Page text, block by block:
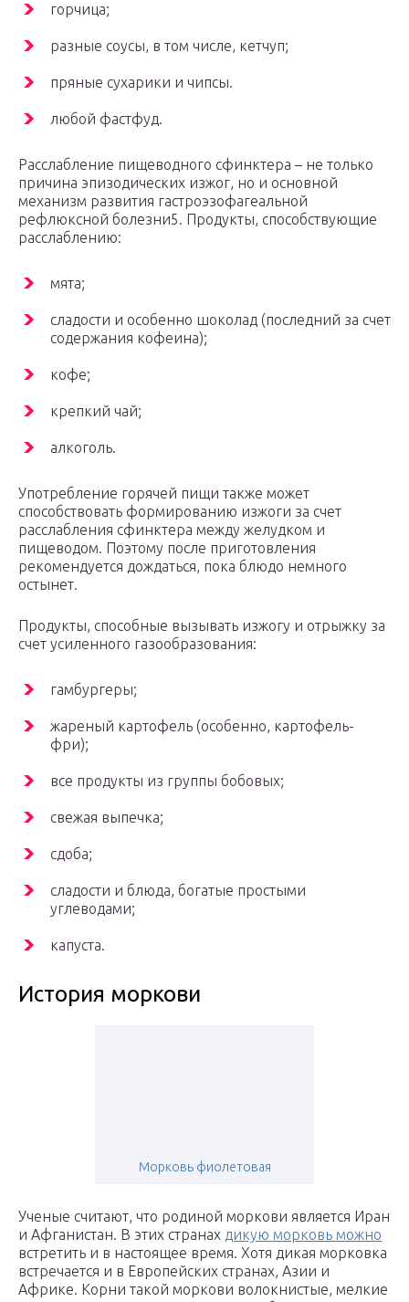
горчица;
разные соусы, в том числе, кетчуп;
пряные сухарики и чипсы.
любой фастфуд.
Расслабление пищеводного сфинктера – не только
причина эпизодических изжог, но и основной
механизм развития гастроэзофагеальной
рефлюксной болезни5. Продукты, способствующие
расслаблению:
мята;
сладости и особенно шоколад (последний за счет
содержания кофеина);
кофе;
крепкий чай;
алкоголь.
Употребление горячей пищи также может
способствовать формированию изжоги за счет
расслабления сфинктера между желудком и
пищеводом. Поэтому после приготовления
рекомендуется дождаться, пока блюдо немного
остынет.
Продукты, способные вызывать изжогу и отрыжку за
счет усиленного газообразования:
гамбургеры;
жареный картофель (особенно, картофель-
фри);
все продукты из группы бобовых;
свежая выпечка;
сдоба;
сладости и блюда, богатые простыми
углеводами;
капуста.
История моркови
Морковь фиолетовая
Ученые считают, что родиной моркови является Иран
и Афганистан. В этих странах дикую морковь можно
встретить и в настоящее время. Хотя дикая морковка
встречается и в Европейских странах, Азии и
Африке. Корни такой моркови волокнистые, мелкие